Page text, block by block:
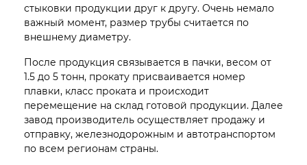
стыковки продукции друг к другу. Очень немало
важный момент, размер трубы считается по
внешнему диаметру.
После продукция связывается в пачки, весом от
1.5 до 5 тонн, прокату присваивается номер
плавки, класс проката и происходит
перемещение на склад готовой продукции. Далее
завод производитель осуществляет продажу и
отправку, железнодорожным и автотранспортом
по всем регионам страны.